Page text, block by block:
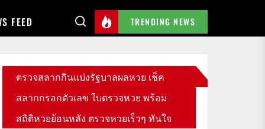
FEED TRENDING NEWS
ป์ประเทศไทยอย่างเป็นทางการ
ตรวจสลากกินแบ่งรัฐบาลผลหวย เช็ค
สลากกรอกตัวเลข ใบตรวจหวย พร้อม
สถิติหวยย้อนหลัง ตรวจหวยเร็วๆ ทันใจ